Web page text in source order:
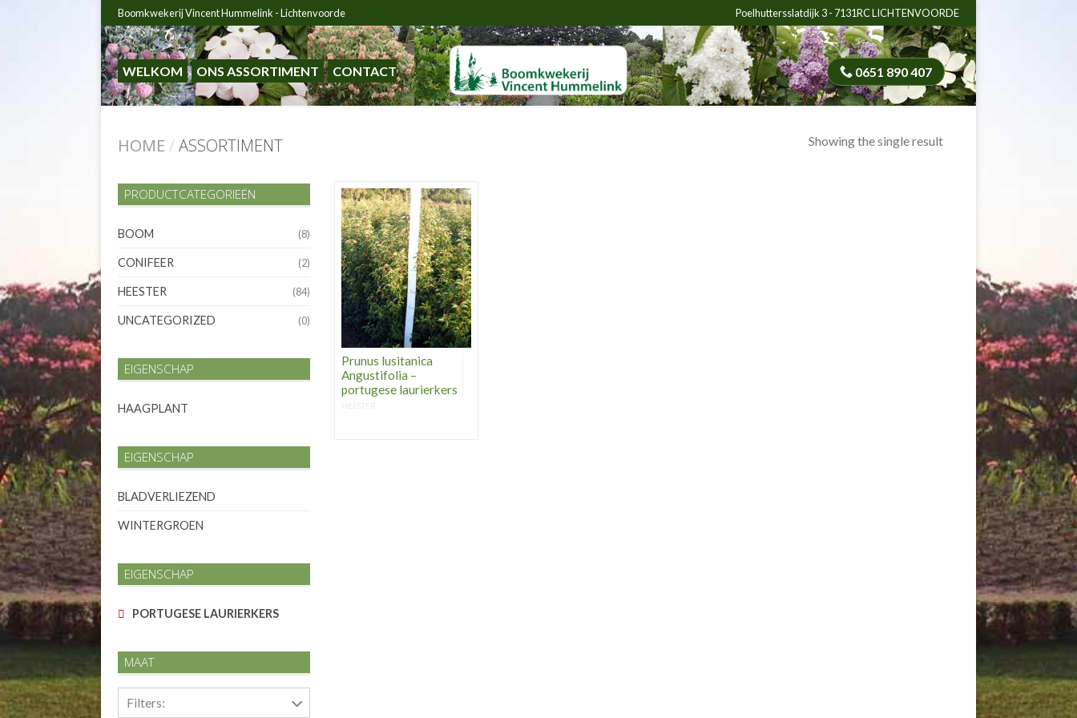
Boomkwekerij Vincent Hummelink - Lichtenvoorde Poelhuttersslatdijk 3 - 7131RC LICHTENVOORDE
WELKOM ONS ASSORTIMENT CONTACT 0651 890 407
HOME / ASSORTIMENT Showing the single result
Prunus lusitanica
Angustifolia –
portugese laurierkers
HEESTER
PRODUCTCATEGORIEËN
BOOM (8)
CONIFEER (2)
HEESTER (84)
UNCATEGORIZED (0)
EIGENSCHAP
HAAGPLANT
EIGENSCHAP
BLADVERLIEZEND
WINTERGROEN
EIGENSCHAP
PORTUGESE LAURIERKERS
MAAT
Filters: